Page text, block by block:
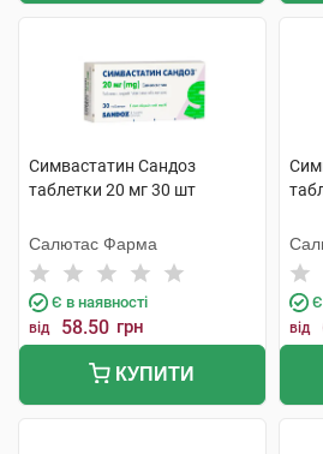
Симвастатин Сандоз
таблетки 20 мг 30 шт
Салютас Фарма
Є в наявності
від 58.50 грн
КУПИТИ
Є
від